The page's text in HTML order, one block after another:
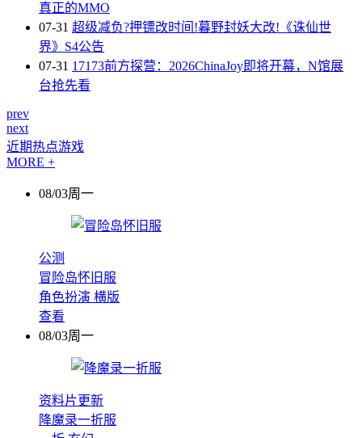
真正的MMO
07-31 超级减负?押镖改时间!暮野封妖大改!《诛仙世
界》S4公告
07-31 17173前方探营：2026ChinaJoy即将开幕，N馆展
台抢先看
prev
next
近期热点游戏
MORE +
08/03周一
公测
冒险岛怀旧服
角色扮演 横版
查看
08/03周一
资料片更新
降魔录一折服